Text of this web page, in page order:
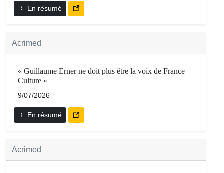
En résumé
Acrimed
« Guillaume Erner ne doit plus être la voix de France
Culture »
9/07/2026
En résumé
Acrimed